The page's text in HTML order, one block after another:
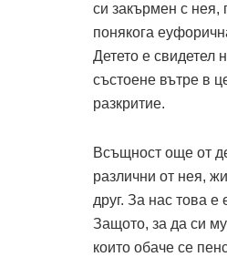
си закърмен с нея,
понякога
Детето е свидетел
състоене вътре в
разкритие.
Всъщност още от
различни от нея,
друг. За нас това
Защото, за да си
които обаче се